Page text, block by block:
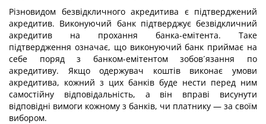
Різновидом безвідкличного акредитива є підтверджений
акредитив. Виконуючий банк підтверджує безвідкличний
акредитив на прохання банка-емітента. Таке
підтвердження означає, що виконуючий банк приймає на
себе поряд з банком-емітентом зобов´язання по
акредитиву. Якщо одержувач коштів виконає умови
акредитива, кожний з цих банків буде нести перед ним
самостійну відповідальність, а він вправі висунути
відповідні вимоги кожному з банків, чи платнику — за своїм
вибором.